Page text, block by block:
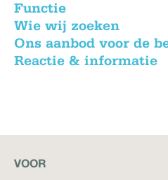
Functie
Wie wij zoeken
Ons aanbod voor de
Reactie & informatie
VOOR